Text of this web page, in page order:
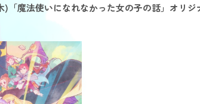
魔法使いになれなかった女の子の話」オリジ